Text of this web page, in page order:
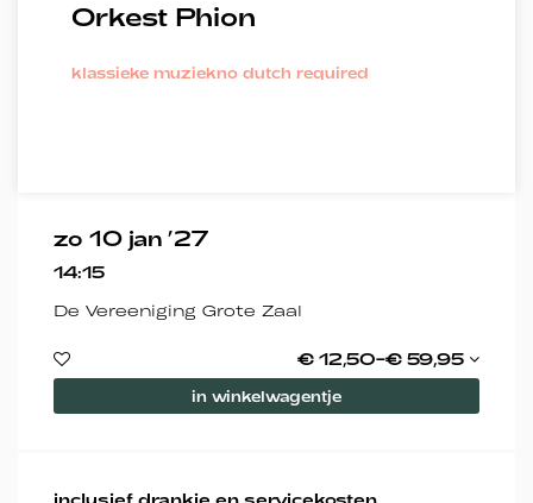
Orkest Phion
klassieke muziekno dutch required
zo 10 jan ’27
14:15
De Vereeniging Grote Zaal
€ 12,50–€ 59,95
in winkelwagentje
inclusief drankje en servicekosten